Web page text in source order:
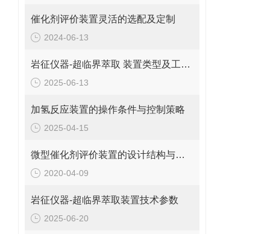
催化剂评价装置灵活的选配及定制
2024-06-13
岩征仪器-超临界萃取 装置类型及工作过程
2025-06-13
加氢反应装置的操作条件与控制策略
2025-04-15
微型催化剂评价装置的设计结构与特点原来是这样的
2020-04-09
岩征仪器-超临界萃取装置技术参数
2025-06-20